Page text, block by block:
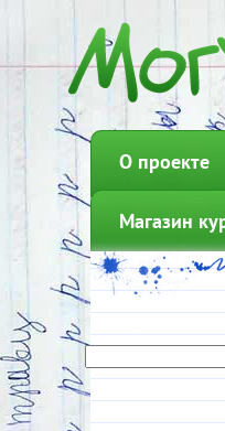
О проекте
Магазин